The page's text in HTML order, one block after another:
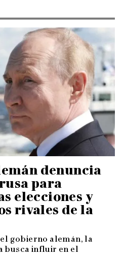
denuncia
para
elecciones y
rivales de la
gobierno alemán, la
busca influir en el